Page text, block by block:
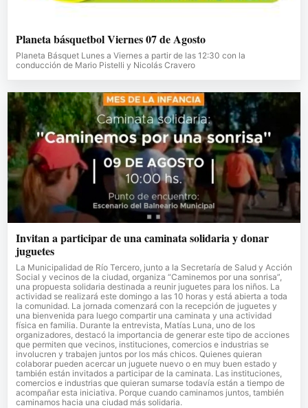
Planeta básquetbol Viernes 07 de Agosto
Planeta Básquet Lunes a Viernes a partir de las 12:30 con la
conducción de Mario Pistelli y Nicolás Cravero
Invitan a participar de una caminata solidaria y donar
juguetes
La Municipalidad de Río Tercero, junto a la Secretaría de Salud y Acción
Social y vecinos de la ciudad, organiza “Caminemos por una sonrisa”,
una propuesta solidaria destinada a reunir juguetes para los niños. La
actividad se realizará este domingo a las 10 horas y está abierta a toda
la comunidad. La jornada comenzará con la recepción de juguetes y
una bienvenida para luego compartir una caminata y una actividad
física en familia. Durante la entrevista, Matías Luna, uno de los
organizadores, destacó la importancia de generar este tipo de acciones
que permiten que vecinos, instituciones, comercios e industrias se
involucren y trabajen juntos por los más chicos. Quienes quieran
colaborar pueden acercar un juguete nuevo o en muy buen estado y
también están invitados a participar de la caminata. Las instituciones,
comercios e industrias que quieran sumarse todavía están a tiempo de
acompañar esta iniciativa. Porque cuando caminamos juntos, también
caminamos hacia una ciudad más solidaria.